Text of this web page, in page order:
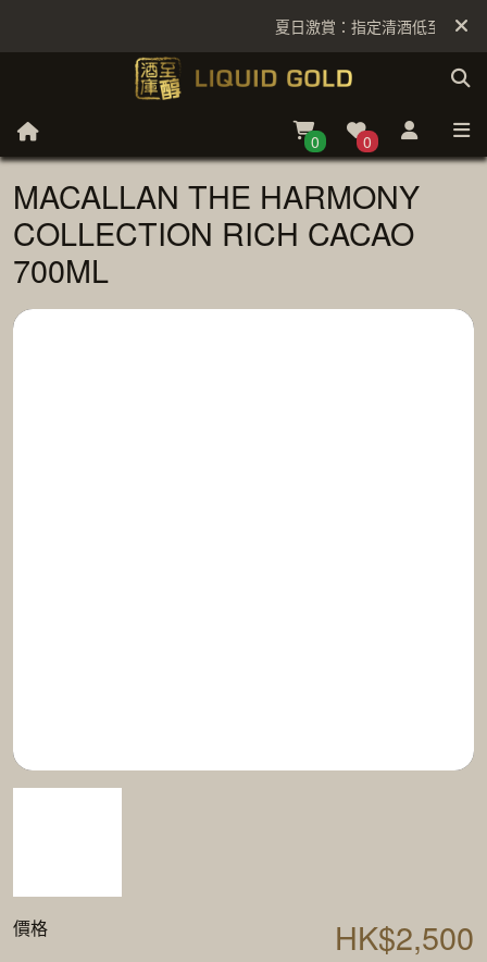
夏日激賞：指定清酒低至6折
0 0
MACALLAN THE HARMONY
COLLECTION RICH CACAO
700ML
價格 HK$2,500